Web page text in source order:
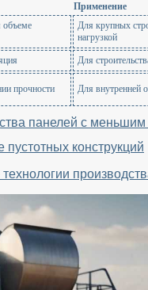
Применение
объеме
Для крупных
нагрузкой
Для
прочности Для внутренней
панелей с
пустотных конструкций